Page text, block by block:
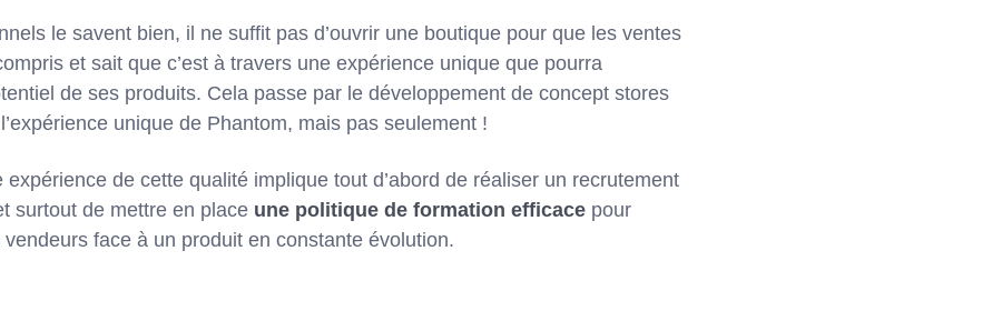
le savent bien, il ne suffit pas d’ouvrir une boutique pour que les ventes
et sait que c’est à travers une expérience unique que pourra
de ses produits. Cela passe par le développement de concept stores
unique de Phantom, mais pas seulement !
de cette qualité implique tout d’abord de réaliser un recrutement
surtout de mettre en place une politique de formation efficace pour
vendeurs face à un produit en constante évolution.